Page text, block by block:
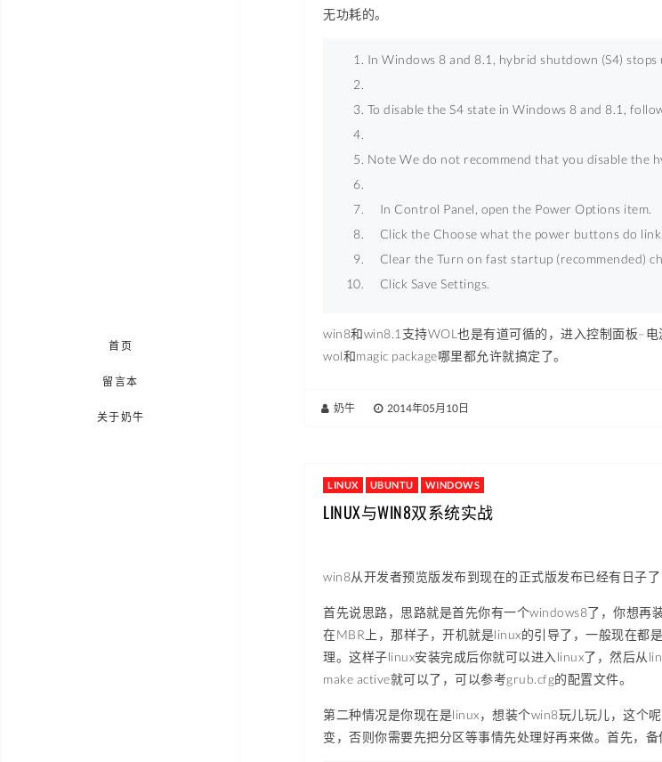
首页
留言本
关于奶牛
无功耗的。
In Windows 8 and 8.1, hybrid shutdown (S4)
To disable the S4 state in Windows 8 and 8.1,
Note We do not recommend that you disable the
In Control Panel, open the Power Options item.
Click the Choose what the power buttons do link.
Clear the Turn on fast startup (recommended)
Click Save Settings.
win8和win8.1支持WOL也是有道可循的，进入控制面板–
wol和magic package哪里都允许就搞定了。
奶牛 2014年05月10日
LINUX UBUNTU WINDOWS
LINUX与WIN8双系统实战
win8从开发者预览版发布到现在的正式版发布已经有日子
首先说思路，思路就是首先你有一个windows8了，你想
在MBR上，那样子，开机就是linux的引导了，一般现在
理。这样子linux安装完成后你就可以进入linux了，然后从
make active就可以了，可以参考grub.cfg的配置文件。
第二种情况是你现在是linux，想装个win8玩儿玩儿，这个
变，否则你需要先把分区等事情先处理好再来做。首先，